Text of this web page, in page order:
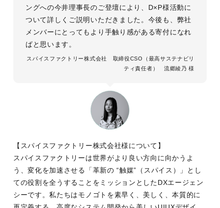
ングへの今井理事長のご登壇により、D×P様活動に
ついて詳しくご説明いただきました。今後も、弊社
メンバーにとってもより手触り感がある寄付になれ
ばと思います。
スパイスファクトリー株式会社 取締役CSO（最高サステナビリ
ティ責任者） 流郷綾乃 様
【スパイスファクトリー株式会社様について】
スパイスファクトリーは世界がより良い方向に向かうよ
う、変化を加速させる「革新の “触媒”（スパイス）」とし
ての役割を全うすることをミッションとしたDXエージェン
シーです。私たちはモノゴトを素早く、美しく、本質的に